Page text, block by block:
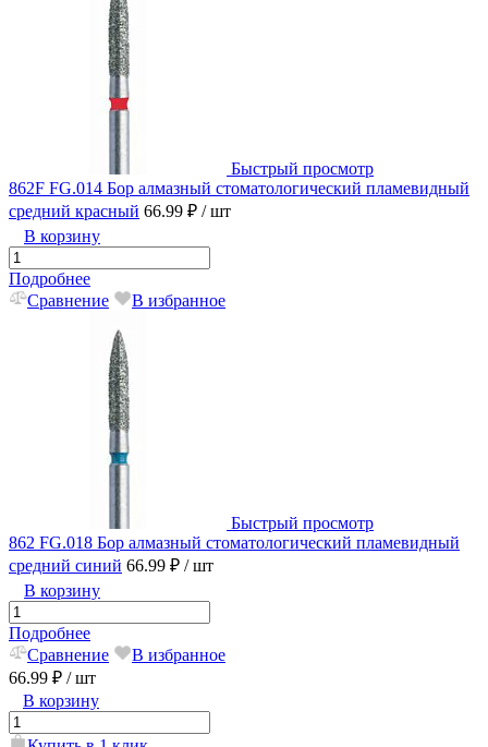
Быстрый просмотр
862F FG.014 Бор алмазный стоматологический пламевидный
средний красный 66.99 ₽ / шт
В корзину
Подробнее
Сравнение
В избранное
Быстрый просмотр
862 FG.018 Бор алмазный стоматологический пламевидный
средний синий 66.99 ₽ / шт
В корзину
Подробнее
Сравнение
В избранное
66.99 ₽ / шт
В корзину